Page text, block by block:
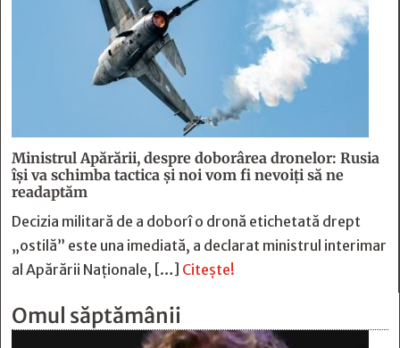
Ministrul Apărării, despre doborârea dronelor: Rusia
îşi va schimba tactica şi noi vom fi nevoiţi să ne
readaptăm
Decizia militară de a doborî o dronă etichetată drept
„ostilă” este una imediată, a declarat ministrul interimar
al Apărării Naţionale, […] Citește!
Omul săptămânii